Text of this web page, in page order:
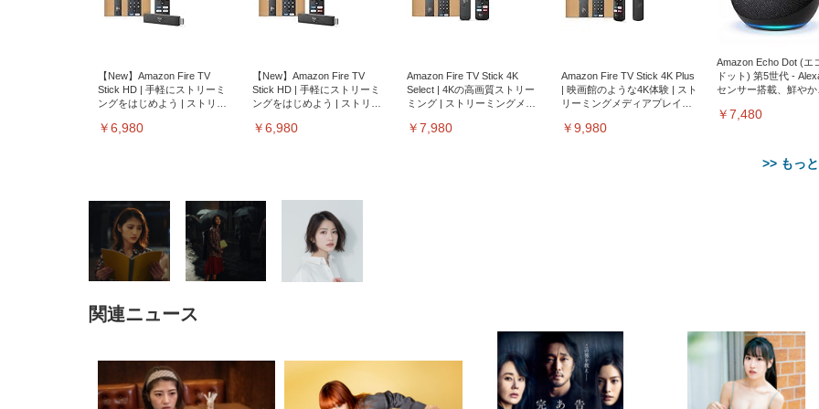
【New】Amazon Fire TV
Stick HD | 手軽にストリーミ
ングをはじめよう | ストリー
￥6,980
【New】Amazon Fire TV
Stick HD | 手軽にストリーミ
ングをはじめよう | ストリー
￥6,980
Amazon Fire TV Stick 4K
Select | 4Kの高画質ストリー
ミング | ストリーミングメデ
￥7,980
Amazon Fire TV Stick 4K Plus
| 映画館のような4K体験 | スト
リーミングメディアプレイヤ
￥9,980
Amazon Echo Dot (エ
ドット) 第5世代 -
センサー搭載、鮮やか
￥7,480
>> もっ
上げ式アームレスト コンパク
ト 約105度ロッキング pc 事務
椅子 360度回転 座面昇降 強化
￥5,699
Sezlife オフィスチェア デスク
チェア 疲れない テレワーク
チェア 強化バックレスト 30
度ロッキング機能 人間工学 椅
子 腰サポート 90度跳ね上げ
￥7,680
Sezlife オフィスチェア デスク
チェア 疲れない テレワーク
チェア 強化バックレスト 30度
ロッキング機能 人間工学 椅子
腰サポート 90度跳ね上げ式ア
￥7,680
ANDWINT オフィスチ
ア デスクチェア 肘な
ッシュ 通気性 ランバ
ポート付き 腰サポート
ス圧無段階昇降 360度
転 キャスター付き コ
￥4,139
EV3240X-WT | 31.5型4K
UHD・USB Type-C・ホワイ
ト
￥105,595
EV2740X-WT | 27.0型4K
【純正品】27"ゲーミングモ
ク付き（CFI-ZDM1J）
【整備済み品】Dell
E2724HS 27インチ 液晶モ
ニター フル
HD（1920×1080）VA 非光
沢 HDMI/DisplayPort/VGA
スピーカー内蔵 高さ調整 ス
￥15,800
【MiniLED/24.5inch/280Hz/
GRAPHT THE SHOOTER
Gaming Monitor 24” Essential
ーミングモニター QD 24.5イ
1ms FHD 量子ドット 残像低減
年保証 | 輝点保証 | 日本メーカ
￥34,980
捨て 無香料 ホワイト 300枚
￥3,373
ネオ・ルーライフ ネオ・オム
ツ L 中型犬用 26枚入り 単品
Smart Basic(スマートベーシ
ック) 【Amazon.co.jp限定】
Smart Basic アイリスオーヤマ
ペットシーツ 超厚型 お徳用
ワイド 100枚入 (x 1) (ケース
￥3,670
アイリスオーヤマ ペッ
シーツ 超厚型 お徳用
ュラー 200枚入
【Amazon.co.jp限定】
￥3,731
関連ニュース